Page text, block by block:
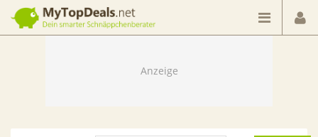
Dein smarter Schnäppchenberater